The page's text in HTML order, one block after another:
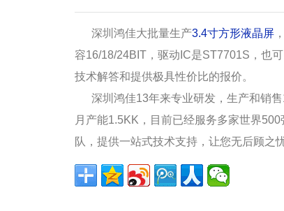
深圳鸿佳大批量生产3.4寸方形液晶屏 ，
容16/18/24BIT，驱动IC是ST7701S，也
技术解答和提供极具性价比的报价。
深圳鸿佳13年来专业研发，生产和销售
月产能1.5KK，目前已经服务多家世界
队，提供一站式技术支持，让您无后顾之忧